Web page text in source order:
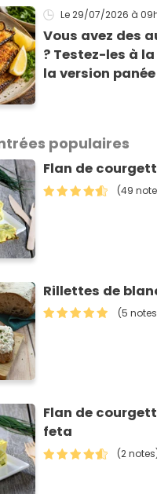
Le 29/07/2026 à
Vous avez des
? Testez-les à
la version
populaires
Flan de
(49
Rillettes de
(5
Flan de
feta
(2